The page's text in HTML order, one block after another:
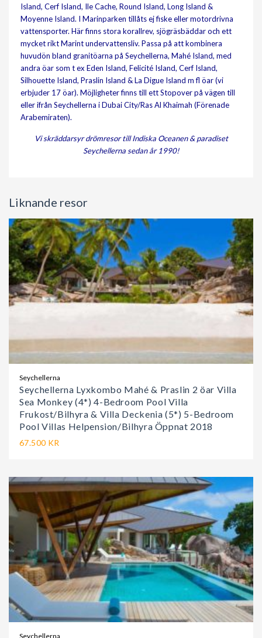
Island, Cerf Island, Ile Cache, Round Island, Long Island &
Moyenne Island. I Marinparken tillåts ej fiske eller motordrivna
vattensporter. Här finns stora korallrev, sjögräsbäddar och ett
mycket rikt Marint undervattensliv. Passa på att kombinera
huvudön bland granitöarna på Seychellerna, Mahé Island, med
andra öar som t ex Eden Island, Felicité Island, Cerf Island,
Silhouette Island, Praslin Island & La Digue Island m fl öar (vi
erbjuder 17 öar). Möjligheter finns till ett Stopover på vägen till
eller ifrån Seychellerna i Dubai City/Ras Al Khaimah (Förenade
Arabemiraten).
Vi skräddarsyr drömresor till Indiska Oceanen & paradiset
Seychellerna sedan år 1990!
Liknande resor
Seychellerna
Seychellerna Lyxkombo Mahé & Praslin 2 öar Villa
Sea Monkey (4*) 4-Bedroom Pool Villa
Frukost/Bilhyra & Villa Deckenia (5*) 5-Bedroom
Pool Villas Helpension/Bilhyra Öppnat 2018
67.500 KR
Seychellerna